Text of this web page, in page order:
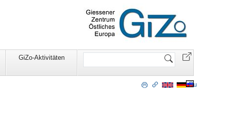
GiZo-Aktivitäten
Website
Ru